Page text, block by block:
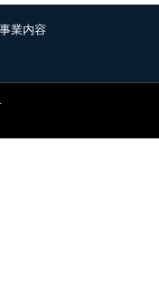
事業内容